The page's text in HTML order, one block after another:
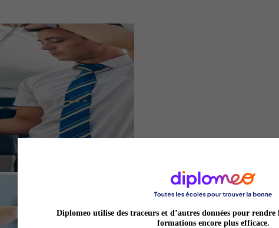
Hôtesse de l'air steward
Diplomeo utilise des traceurs et d’autres données pour rendre
formations encore plus efficace.